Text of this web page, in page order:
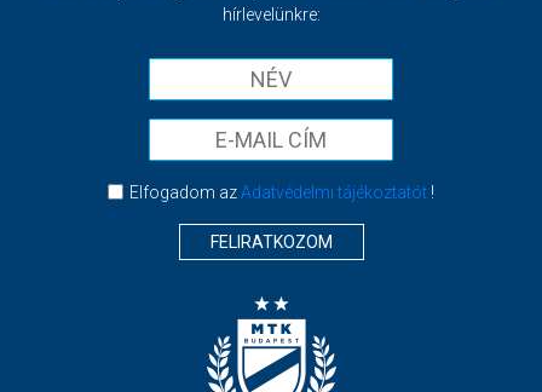
hírlevelünkre:
Elfogadom azAdatvédelmi tájékoztatót!
FELIRATKOZOM